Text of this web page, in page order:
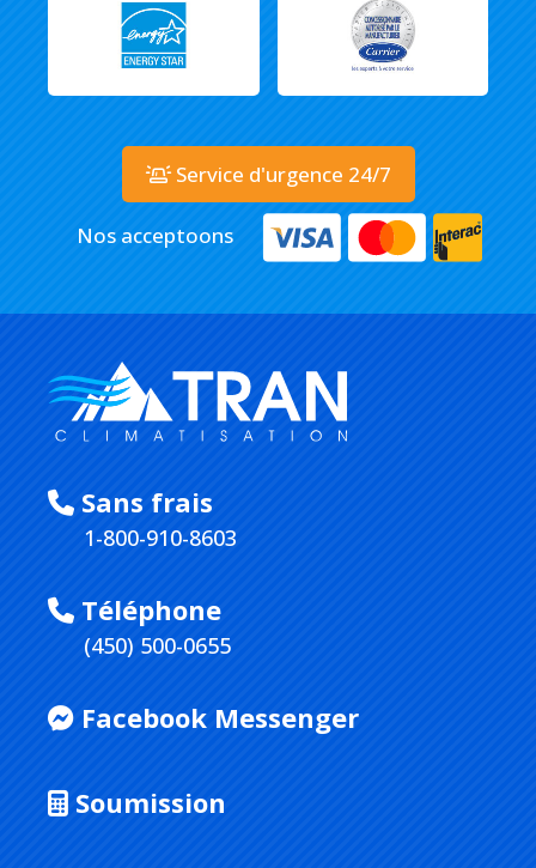
Sans frais
1-800-910-8603
Téléphone
(450) 500-0655
Facebook Messenger
Soumission
Service d'urgence 24/7
Nos acceptoons